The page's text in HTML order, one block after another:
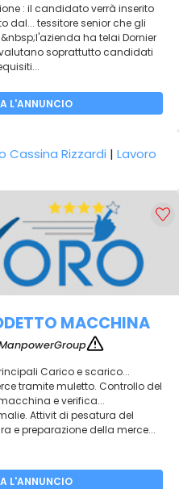
: il candidato verrà inserito
dal... tessitore senior che gli
ha telai Dornier
soprattutto candidati
L'ANNUNCIO
Cassina Rizzardi |Lavoro
MACCHINA
Carico e scarico...
tramite muletto. Controllo del
e verifica...
Attivit di pesatura del
e preparazione della merce...
L'ANNUNCIO